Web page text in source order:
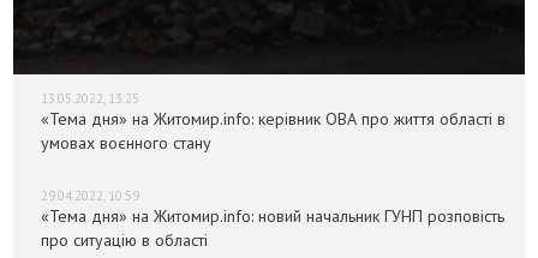
13.05.2022, 13:25
«Тема дня» на Житомир.info: керівник ОВА про життя області в
умовах воєнного стану
29.04.2022, 10:59
«Тема дня» на Житомир.info: новий начальник ГУНП розповість
про ситуацію в області